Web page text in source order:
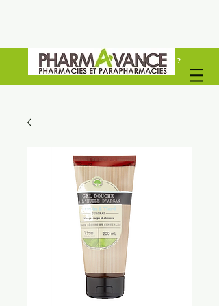
Vous êtes un professionel de santé ?
Découvrez Pharmavance Groupe